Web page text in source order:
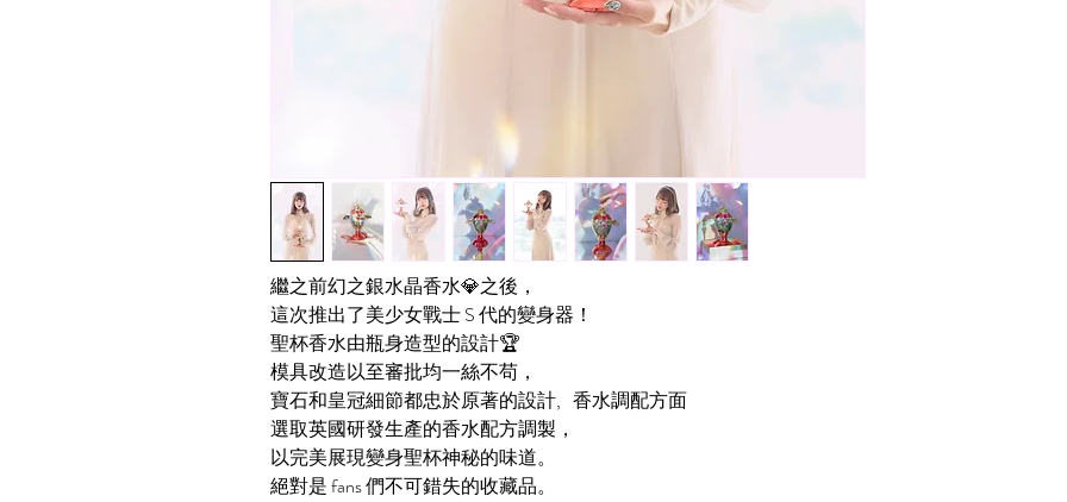
繼之前幻之銀水晶香水💎之後，
這次推出了美少女戰士 S 代的變身器！
聖杯香水由瓶身造型的設計🏆
模具改造以至審批均一絲不苟，
寶石和皇冠細節都忠於原著的設計, 香水調配方面
選取英國研發生產的香水配方調製，
以完美展現變身聖杯神秘的味道。
絕對是 fans 們不可錯失的收藏品。